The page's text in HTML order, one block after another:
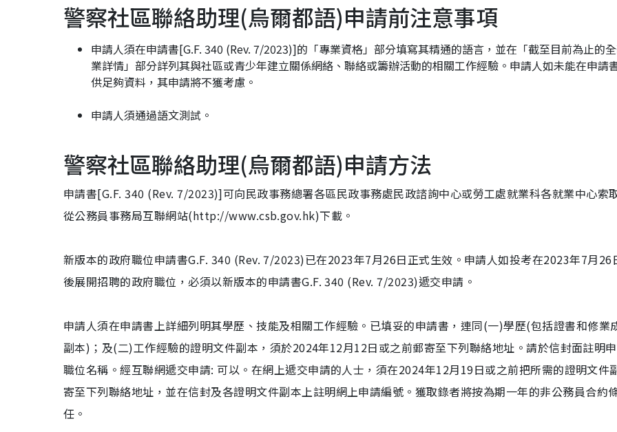
警察社區聯絡助理(烏爾都語)申請前注意事項
申請人須在申請書[G.F. 340 (Rev. 7/2023)]的「專業資格」部分填寫其精通的語言，並在「截至目前為止的
業詳情」部分詳列其與社區或青少年建立關係網絡、聯絡或籌辦活動的相關工作經驗。申請人如未能在申請
供足夠資料，其申請將不獲考慮。
申請人須通過語文測試。
警察社區聯絡助理(烏爾都語)申請方法
申請書[G.F. 340 (Rev. 7/2023)]可向民政事務總署各區民政事務處民政諮詢中心或勞工處就業科各就業中心索
從公務員事務局互聯網站(http://www.csb.gov.hk)下載。
新版本的政府職位申請書G.F. 340 (Rev. 7/2023)已在2023年7月26日正式生效。申請人如投考在2023年7月26
後展開招聘的政府職位，必須以新版本的申請書G.F. 340 (Rev. 7/2023)遞交申請。
申請人須在申請書上詳細列明其學歷、技能及相關工作經驗。已填妥的申請書，連同(一)學歷(包括證書和修業
副本)；及(二)工作經驗的證明文件副本，須於2024年12月12日或之前郵寄至下列聯絡地址。請於信封面註明
職位名稱。經互聯網遞交申請: 可以。在網上遞交申請的人士，須在2024年12月19日或之前把所需的證明文件
寄至下列聯絡地址，並在信封及各證明文件副本上註明網上申請編號。獲取錄者將按為期一年的非公務員合約
任。